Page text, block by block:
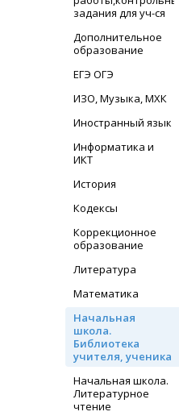
задания для уч-ся
Дополнительное
образование
ЕГЭ ОГЭ
ИЗО, Музыка, МХК
Иностранный язык
Информатика и
ИКТ
История
Кодексы
Коррекционное
образование
Литература
Математика
Начальная
школа.
Библиотека
учителя, ученика
Начальная школа.
Литературное
чтение